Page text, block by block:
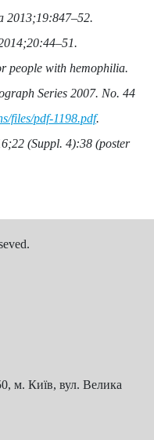
2013;19:847–52.
people with hemophilia.
Series 2007. No. 44
files/pdf-1198.pdf.
(Suppl. 4):38 (poster
м. Київ, вул. Велика